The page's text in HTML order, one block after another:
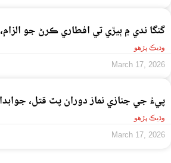
گنگا ندي ۾ ٻيڙي تي افطاري ڪرڻ جو الزام، 14 نوجوان گرفتار
وڌيڪ پڙهو
March 17, 2026
پيءُ جي جنازي نماز دوران پٽ قتل،
وڌيڪ پڙهو
March 17, 2026